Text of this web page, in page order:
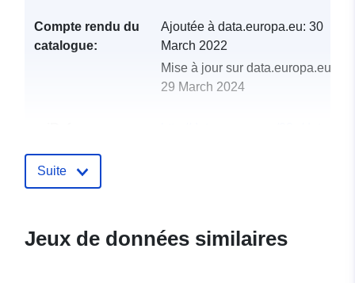
Compte rendu du
catalogue:
Ajoutée à data.europa.eu: 30
March 2022
Mise à jour sur data.europa.eu:
29 March 2024
Suite
Jeux de données similaires